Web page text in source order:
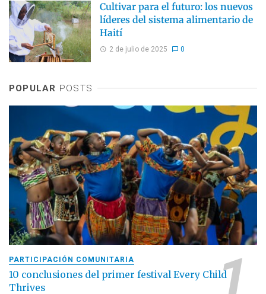
Cultivar para el futuro: los nuevos
líderes del sistema alimentario de
Haití
2 de julio de 2025 0
POPULAR POSTS
PARTICIPACIÓN COMUNITARIA
10 conclusiones del primer festival Every Child
Thrives